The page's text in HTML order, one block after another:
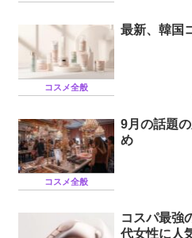
コスメ全般
最新、韓国
コスメ全般
9月の話題
め
コスパ最強
代女性に人